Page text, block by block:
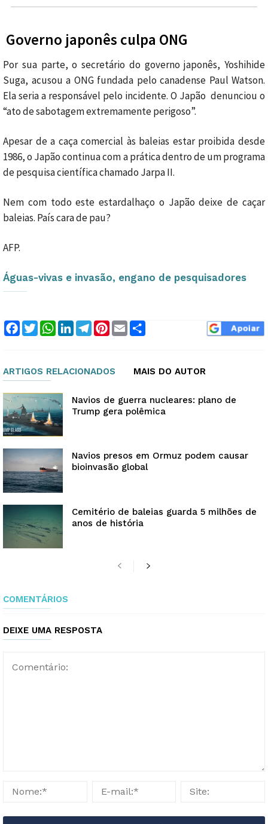
Governo japonês culpa ONG
Por sua parte, o secretário do governo japonês, Yoshihide
Suga, acusou a ONG fundada pelo canadense Paul Watson.
Ela seria a responsável pelo incidente. O Japão denunciou o
“ato de sabotagem extremamente perigoso”.
Apesar de a caça comercial às baleias estar proibida desde
1986, o Japão continua com a prática dentro de um programa
de pesquisa científica chamado Jarpa II.
Nem com todo este estardalhaço o Japão deixe de caçar
baleias. País cara de pau?
AFP.
Águas-vivas e invasão, engano de pesquisadores
Facebook
TwitterWhatsApp
LinkedInTelegram
Pinterest
Email
ARTIGOS RELACIONADOS MAIS DO AUTOR
Navios de guerra nucleares: plano de
Trump gera polêmica
Navios presos em Ormuz podem causar
bioinvasão global
Cemitério de baleias guarda 5 milhões de
anos de história
COMENTÁRIOS
DEIXE UMA RESPOSTA